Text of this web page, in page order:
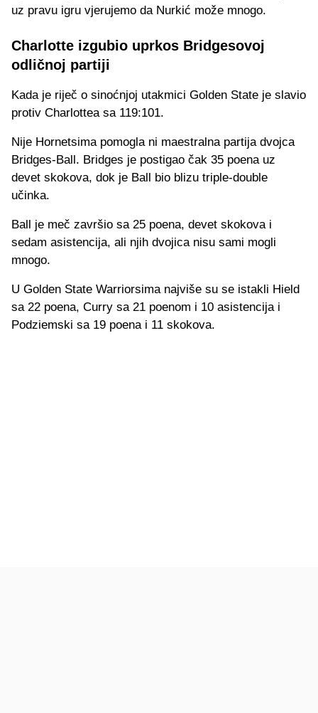
uz pravu igru vjerujemo da Nurkić može mnogo.
Charlotte izgubio uprkos Bridgesovoj
odličnoj partiji
Kada je riječ o sinoćnjoj utakmici Golden State je slavio
protiv Charlottea sa 119:101.
Nije Hornetsima pomogla ni maestralna partija dvojca
Bridges-Ball. Bridges je postigao čak 35 poena uz
devet skokova, dok je Ball bio blizu triple-double
učinka.
Ball je meč završio sa 25 poena, devet skokova i
sedam asistencija, ali njih dvojica nisu sami mogli
mnogo.
U Golden State Warriorsima najviše su se istakli Hield
sa 22 poena, Curry sa 21 poenom i 10 asistencija i
Podziemski sa 19 poena i 11 skokova.